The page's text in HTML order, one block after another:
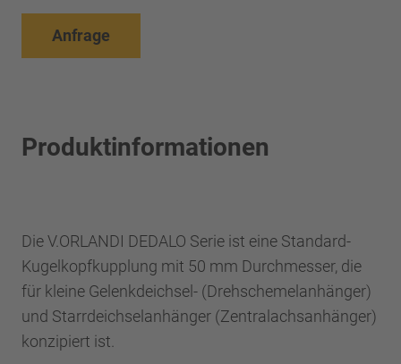
Anfrage
Produktinformationen
Die V.ORLANDI DEDALO Serie ist eine Standard-
Kugelkopfkupplung mit 50 mm Durchmesser, die
für kleine Gelenkdeichsel- (Drehschemelanhänger)
und Starrdeichselanhänger (Zentralachsanhänger)
konzipiert ist.